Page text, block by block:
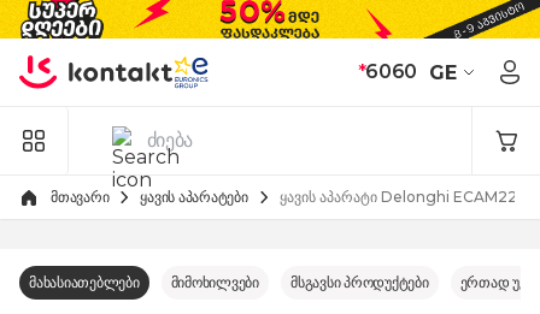
Skip to Content
*6060 GE
მთავარი ყავის აპარატები ყავის აპარატი Delonghi
მახასიათებლები მიმოხილვები მსგავსი პროდუქტები ერთად